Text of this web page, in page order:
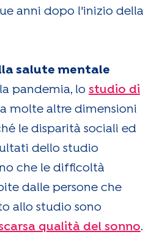
anni dopo l'inizio della
salute mentale
pandemia, lo studio di
molte altre dimensioni
le disparità sociali ed
dello studio
che le difficoltà
dalle persone che
allo studio sono
qualità del sonno.